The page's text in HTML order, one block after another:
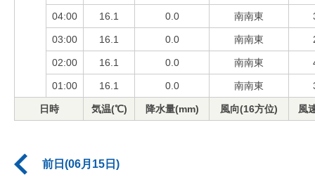
04:00 16.1 0.0 南南東
03:00 16.1 0.0 南南東
02:00 16.1 0.0 南南東
01:00 16.1 0.0 南南東
日時 気温(℃) 降水量(mm) 風向(16方位) 風
前日(06月15日)